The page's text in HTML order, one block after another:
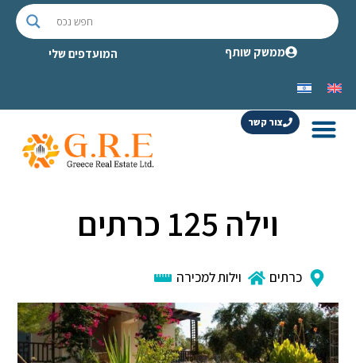
ממשק שותף המועדפים שלי
צור קשר
וילה 125 כרתים
כרתים וילות למכירה